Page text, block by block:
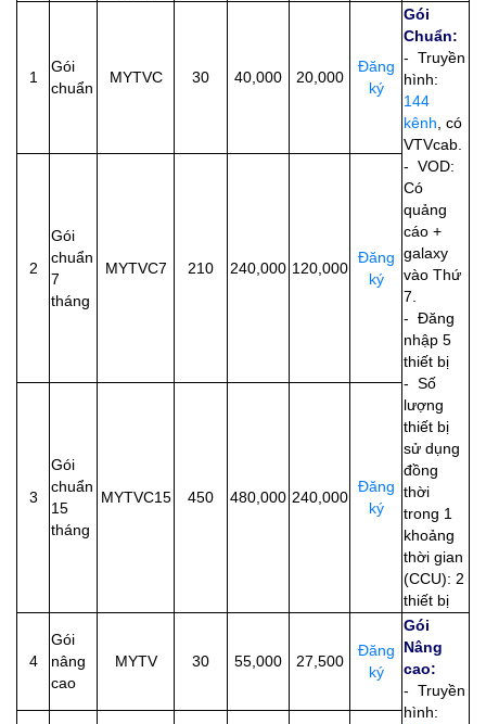
1
Gói
chuẩn
MYTVC 30 40,000 20,000
Đăng
ký
Gói
Chuẩn:
- Truyền
hình:
144
kênh, có
VTVcab.
- VOD:
Có
quảng
cáo +
galaxy
vào Thứ
7.
- Đăng
nhập 5
thiết bị
- Số
lượng
thiết bị
sử dụng
đồng
thời
trong 1
khoảng
thời gian
(CCU): 2
thiết bị
2
Gói
chuẩn
7
tháng
MYTVC7 210 240,000 120,000
Đăng
ký
3
Gói
chuẩn
15
tháng
MYTVC15 450 480,000 240,000
Đăng
ký
4
Gói
nâng
cao
MYTV 30 55,000 27,500
Đăng
ký
Gói
Nâng
cao:
- Truyền
hình: